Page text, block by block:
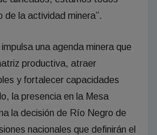
de la actividad minera”.
una agenda minera que
productiva, atraer
y fortalecer capacidades
la presencia en la Mesa
la decisión de Río Negro de
nacionales que definirán el